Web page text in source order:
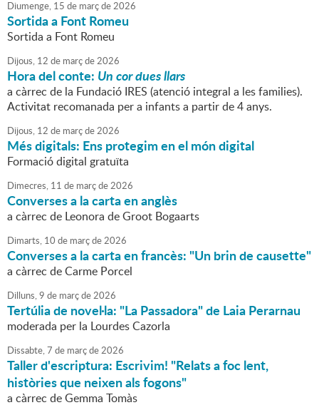
Diumenge, 15 de marçde2026
Sortida a Font Romeu
Sortida a Font Romeu
Dijous, 12 de marçde2026
Hora del conte: Un cor dues llars
a càrrec de la Fundació IRES (atenció integral a les families).
Activitat recomanada per a infants a partir de 4 anys.
Dijous, 12 de marçde2026
Més digitals: Ens protegim en el món digital
Formació digital gratuïta
Dimecres, 11 de marçde2026
Converses a la carta en anglès
a càrrec de Leonora de Groot Bogaarts
Dimarts, 10 de marçde2026
Converses a la carta en francès: "Un brin de causette"
a càrrec de Carme Porcel
Dilluns,9 de marçde2026
Tertúlia de novel·la: "La Passadora" de Laia Perarnau
moderada per la Lourdes Cazorla
Dissabte,7 de marçde2026
Taller d'escriptura: Escrivim! "Relats a foc lent,
històries que neixen als fogons"
a càrrec de Gemma Tomàs